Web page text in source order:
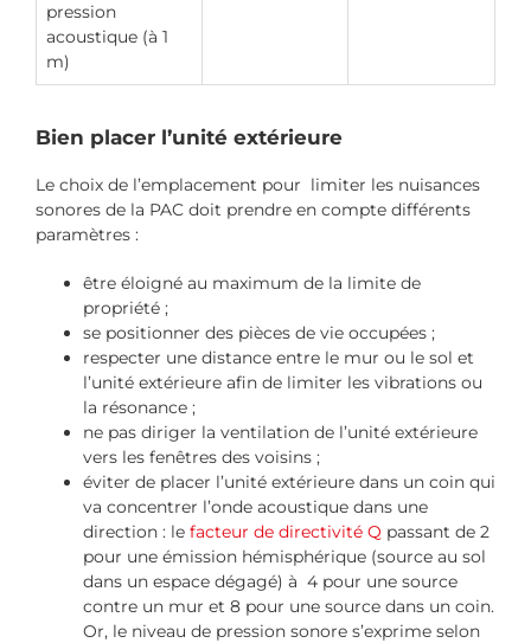
pression
acoustique (à 1
m)
Bien placer l’unité extérieure
Le choix de l’emplacement pour limiter les nuisances
sonores de la PAC doit prendre en compte différents
paramètres :
être éloigné au maximum de la limite de
propriété ;
se positionner des pièces de vie occupées ;
respecter une distance entre le mur ou le sol et
l’unité extérieure afin de limiter les vibrations ou
la résonance ;
ne pas diriger la ventilation de l’unité extérieure
vers les fenêtres des voisins ;
éviter de placer l’unité extérieure dans un coin qui
va concentrer l’onde acoustique dans une
direction : le facteur de directivité Q passant de 2
pour une émission hémisphérique (source au sol
dans un espace dégagé) à 4 pour une source
contre un mur et 8 pour une source dans un coin.
Or, le niveau de pression sonore s’exprime selon